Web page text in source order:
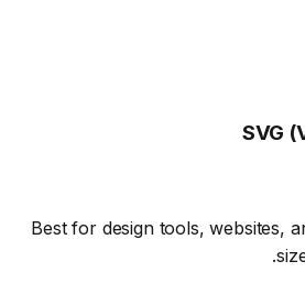
SVG
Best for design tools, websites,